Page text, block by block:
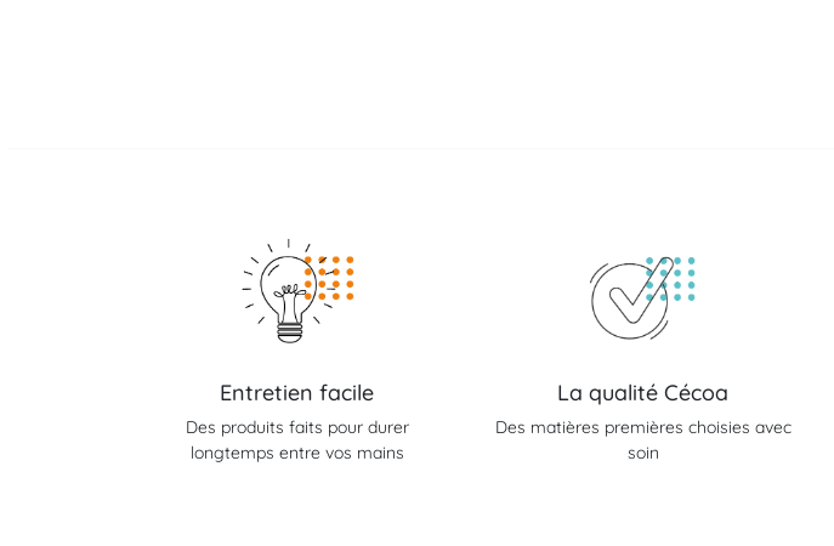
Entretien facile
Des produits faits pour durer
longtemps entre vos mains
La qualité Cécoa
Des matières premières choisies avec
soin